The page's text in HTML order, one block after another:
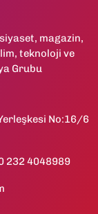
magazin,
teknoloji ve
Grubu
No:16/6
232 4048989